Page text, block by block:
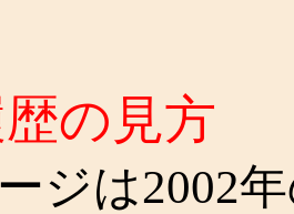
の見方
ジは2002